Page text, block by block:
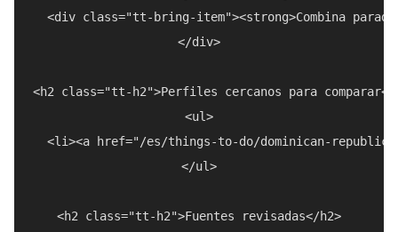
<div class="tt-bring-item"><strong>Combina
</div>
<h2 class="tt-h2">Perfiles cercanos para comparar</
<ul>
<li><a href="/es/things-to-do/dominican-
</ul>
<h2 class="tt-h2">Fuentes revisadas</h2>